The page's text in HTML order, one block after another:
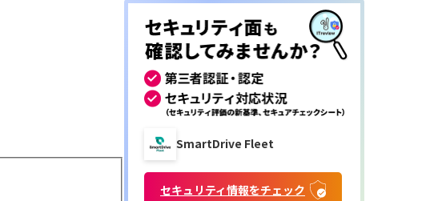
SmartDrive Fleet
セキュリティ情報をチェック